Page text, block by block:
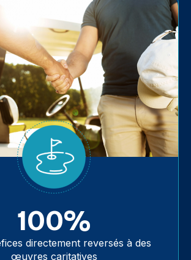
100%
directement reversés à des
œuvres caritatives